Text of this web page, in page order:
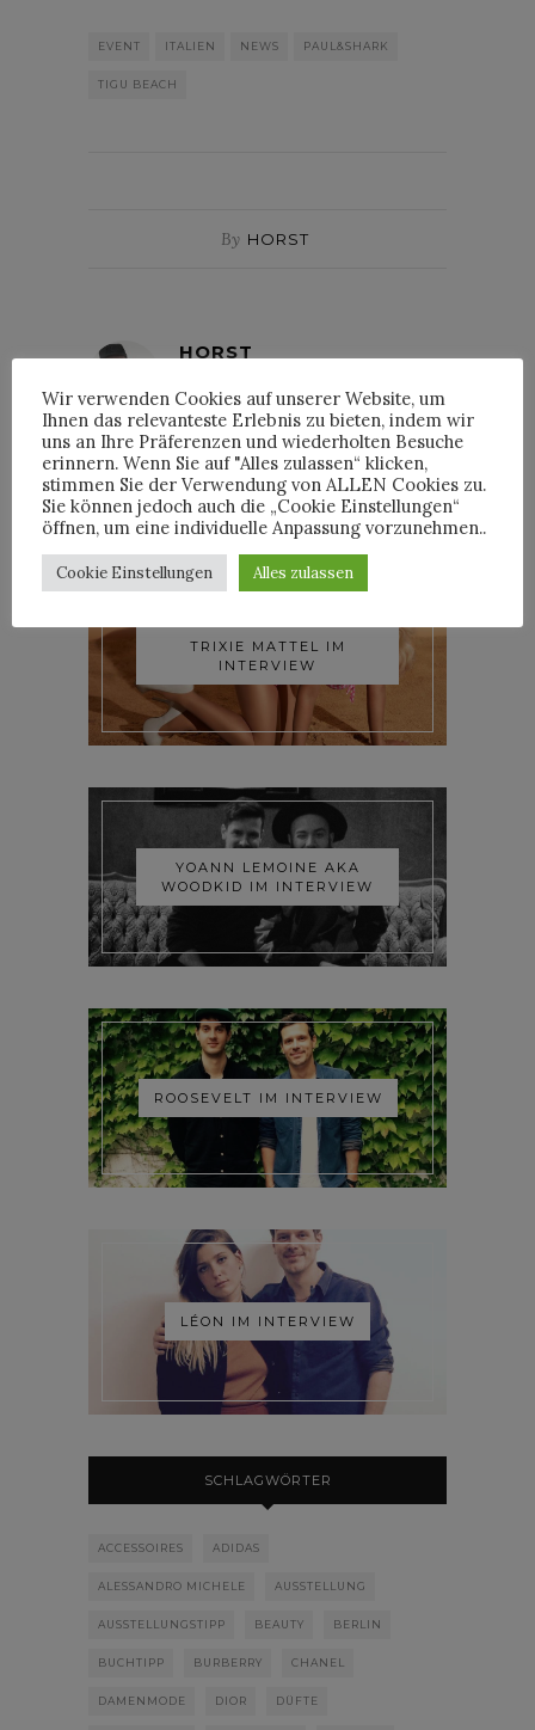
EVENT ITALIEN NEWS PAUL&SHARK
TIGU BEACH
By HORST
HORST
INTERVIEWS
TRIXIE MATTEL IM
INTERVIEW
YOANN LEMOINE AKA
WOODKID IM INTERVIEW
ROOSEVELT IM INTERVIEW
LÉON IM INTERVIEW
SCHLAGWÖRTER
ACCESSOIRES ADIDAS
ALESSANDRO MICHELE AUSSTELLUNG
AUSSTELLUNGSTIPP BEAUTY BERLIN
BUCHTIPP BURBERRY CHANEL
DAMENMODE DIOR DÜFTE
Wir verwenden Cookies auf unserer Website, um
Ihnen das relevanteste Erlebnis zu bieten, indem wir
uns an Ihre Präferenzen und wiederholten Besuche
erinnern. Wenn Sie auf "Alles zulassen“ klicken,
stimmen Sie der Verwendung von ALLEN Cookies zu.
Sie können jedoch auch die „Cookie Einstellungen“
öffnen, um eine individuelle Anpassung vorzunehmen..
Cookie Einstellungen Alles zulassen